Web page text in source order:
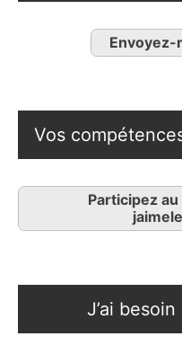
Envoyez-
Vos
Participez
J’ai